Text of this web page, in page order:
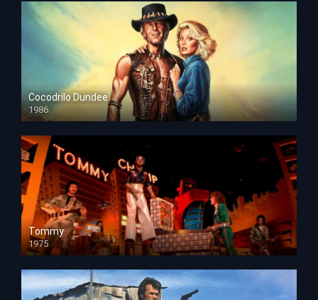
Cocodrilo Dundee
1986
HD 1080p
Tommy
1975
HD 1080p